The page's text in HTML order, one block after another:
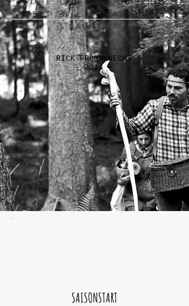
STEHT STILL UND ALLE WELT
LACHT..."
RICK FROMMKNECHT
- 2014 -
SAISONSTART